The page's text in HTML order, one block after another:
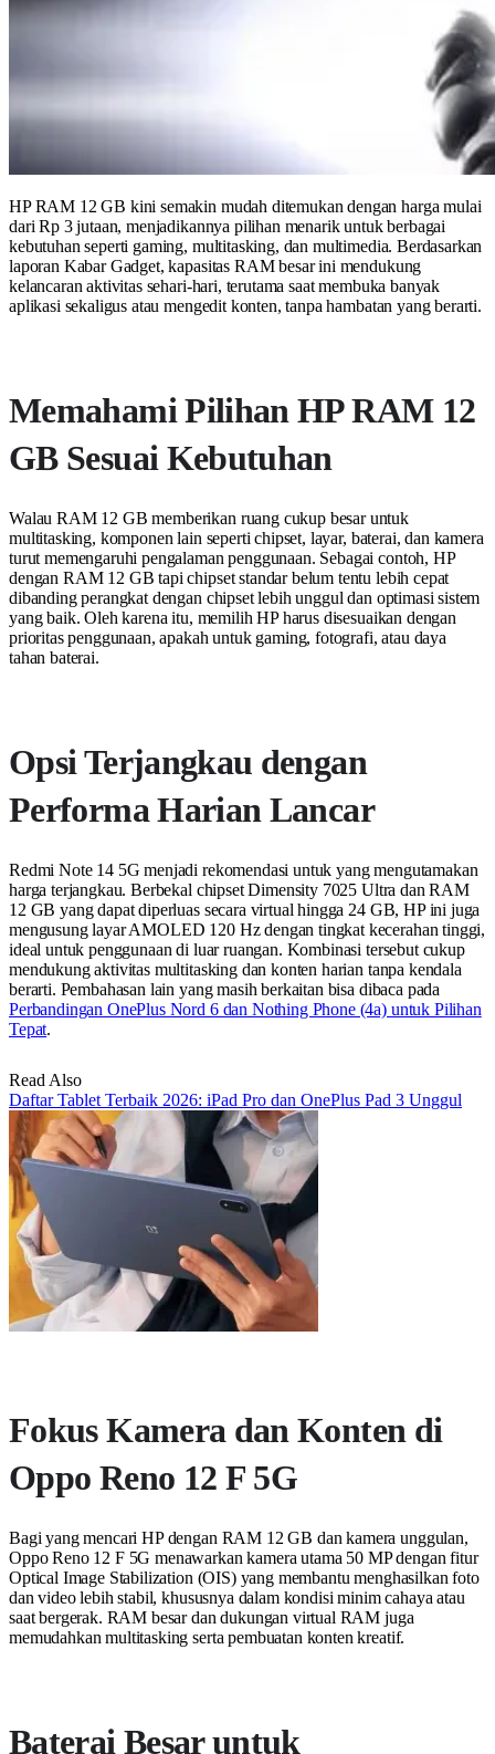
HP RAM 12 GB kini semakin mudah ditemukan dengan harga mulai
dari Rp 3 jutaan, menjadikannya pilihan menarik untuk berbagai
kebutuhan seperti gaming, multitasking, dan multimedia. Berdasarkan
laporan Kabar Gadget, kapasitas RAM besar ini mendukung
kelancaran aktivitas sehari-hari, terutama saat membuka banyak
aplikasi sekaligus atau mengedit konten, tanpa hambatan yang berarti.
Memahami Pilihan HP RAM 12
GB Sesuai Kebutuhan
Walau RAM 12 GB memberikan ruang cukup besar untuk
multitasking, komponen lain seperti chipset, layar, baterai, dan kamera
turut memengaruhi pengalaman penggunaan. Sebagai contoh, HP
dengan RAM 12 GB tapi chipset standar belum tentu lebih cepat
dibanding perangkat dengan chipset lebih unggul dan optimasi sistem
yang baik. Oleh karena itu, memilih HP harus disesuaikan dengan
prioritas penggunaan, apakah untuk gaming, fotografi, atau daya
tahan baterai.
Opsi Terjangkau dengan
Performa Harian Lancar
Redmi Note 14 5G menjadi rekomendasi untuk yang mengutamakan
harga terjangkau. Berbekal chipset Dimensity 7025 Ultra dan RAM
12 GB yang dapat diperluas secara virtual hingga 24 GB, HP ini juga
mengusung layar AMOLED 120 Hz dengan tingkat kecerahan tinggi,
ideal untuk penggunaan di luar ruangan. Kombinasi tersebut cukup
mendukung aktivitas multitasking dan konten harian tanpa kendala
berarti. Pembahasan lain yang masih berkaitan bisa dibaca pada
Perbandingan OnePlus Nord 6 dan Nothing Phone (4a) untuk Pilihan
Tepat.
Read Also
Daftar Tablet Terbaik 2026: iPad Pro dan OnePlus Pad 3 Unggul
Fokus Kamera dan Konten di
Oppo Reno 12 F 5G
Bagi yang mencari HP dengan RAM 12 GB dan kamera unggulan,
Oppo Reno 12 F 5G menawarkan kamera utama 50 MP dengan fitur
Optical Image Stabilization (OIS) yang membantu menghasilkan foto
dan video lebih stabil, khususnya dalam kondisi minim cahaya atau
saat bergerak. RAM besar dan dukungan virtual RAM juga
memudahkan multitasking serta pembuatan konten kreatif.
Baterai Besar untuk